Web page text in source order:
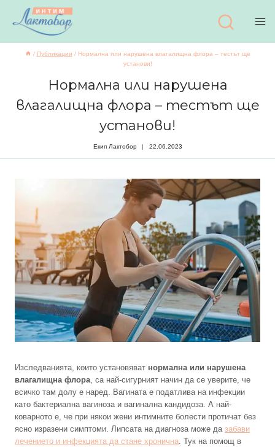
съдържанието
/ Публикации / Нормална или нарушена влагалищна флора – тестът ще
установи!
Нормална или нарушена
влагалищна флора – тестът ще
установи!
Екип Лактобор 22.06.2023
Изследванията, които установяват нормална или нарушена
влагалищна флора, са най-сигурният начин да се уверите, че
всичко там долу е наред. Вагината е податлива на инфекции
като бактериална вагиноза и вагинална кандидоза. А най-
коварното е, че при някои жени интимните болести протичат без
ясно изразени симптоми. Липсата на диагноза може да забави
лечението и инфекцията да стане хронична. Тук на помощ в